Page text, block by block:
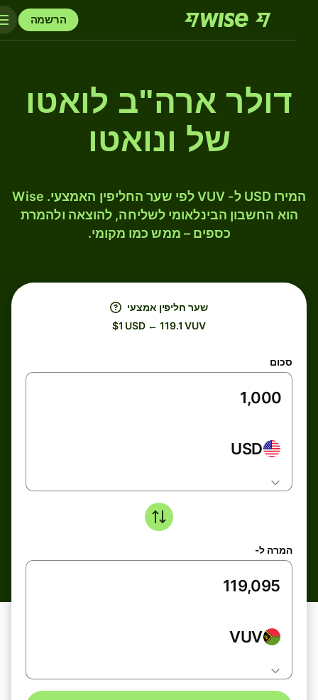
הרשמה
דולר ארה"ב לואטו
של ונואטו
המירו USD ל- VUV לפי שער החליפין האמצעי. Wise
הוא החשבון הבינלאומי לשליחה, להוצאה ולהמרת
כספים – ממש כמו מקומי.
שער חליפין אמצעי
$1 USD ← 119.1 VUV
סכום
USD
המרה ל-
VUV